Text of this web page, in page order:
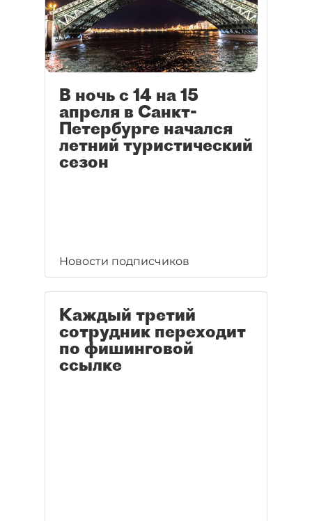
В ночь с 14 на 15
апреля в Санкт-
Петербурге начался
летний туристический
сезон
Новости подписчиков
Каждый третий
сотрудник переходит
по фишинговой
ссылке